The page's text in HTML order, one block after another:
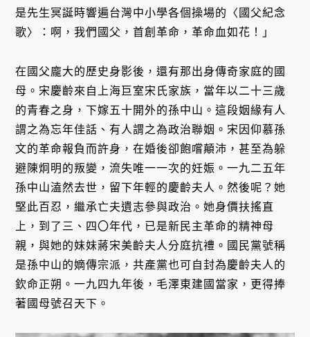
是先生冥誕時響遍台灣中小學各個操場的〈國父紀念
歌〉：啊，我們國父，首創革命，革命血如花！」
在國父龐大的歷史身影後，還有那出身傳奇家庭的國
母。宋慶齡來自上海巨室宋氏家族，當年以二十三歲
的青春之身，下嫁五十開外的孫中山。這段姻緣有人
謂之為忘年佳話、有人謂之為政治聯姻。宋因仰慕孫
文的革命報負而許身，在婚後卻飽嚐顛沛，甚至為躲
避陳炯明的叛變，流失唯一一次的妊娠。一九二五年
孫中山溘然去世，留下年輕的慶齡夫人。然後呢？她
堅此百忍，繼承亡夫遺志參與政治。她身價扶搖直
上，到了三、四〇年代，已是新民主革命的精神母
親，與她的妹妹蔣宋美齡夫人分庭抗禮。國民黨號稱
是孫中山的嫡傳宗派，共產黨也可自封為慶齡夫人的
欽命正朔。一九四九年後，毛澤東建國當家，更得捧
著國母號召天下。